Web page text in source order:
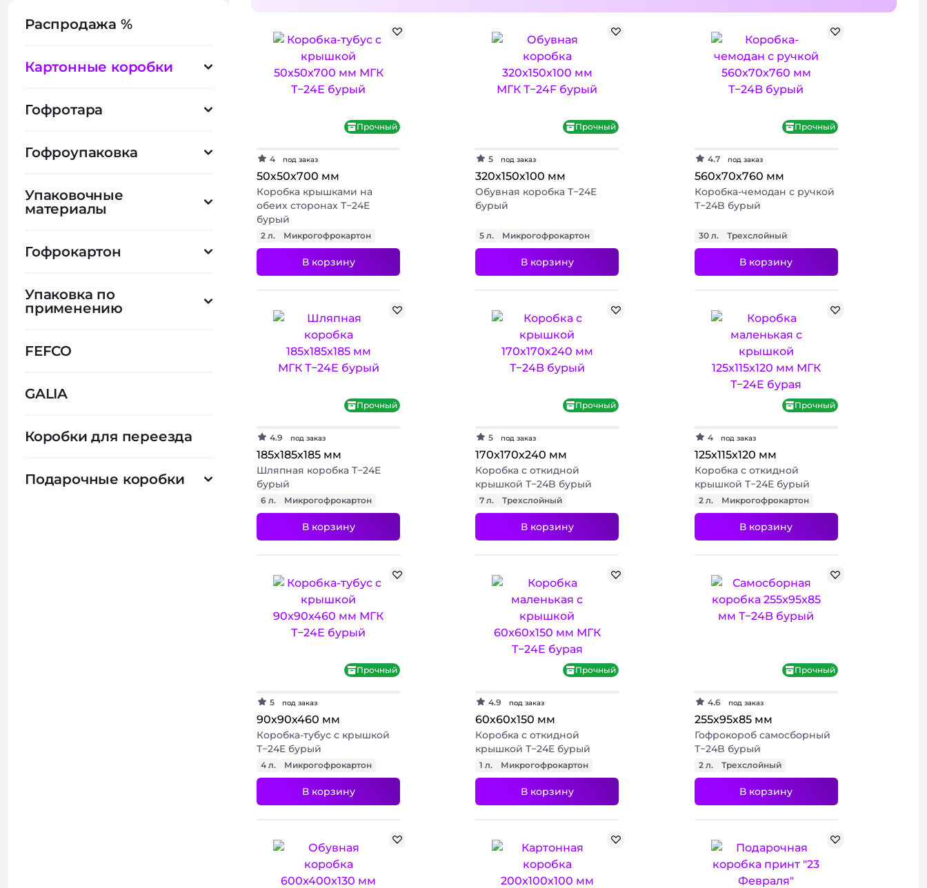
Плоттерная резка
Съемная крышка
Ножки
Bag-in-Box
Вентиляционные отверстия
Распродажа %
Картонные коробки
Гофротара
Гофроупаковка
Упаковочные
материалы
Гофрокартон
Упаковка по
применению
FEFCO
GALIA
Коробки для переезда
Подарочные коробки
Прочный
4 под заказ
50х50х700 мм
Коробка крышками на
обеих сторонах Т−24Е
бурый
2 л. Микрогофрокартон
В корзину
Прочный
5 под заказ
320х150х100 мм
Обувная коробка Т−24E
бурый
5 л. Микрогофрокартон
В корзину
Прочный
4.7 под заказ
560х70х760 мм
Коробка-чемодан с ручкой
Т−24B бурый
30 л. Трехслойный
В корзину
Прочный
4.9 под заказ
185х185х185 мм
Шляпная коробка Т−24E
бурый
6 л. Микрогофрокартон
В корзину
Прочный
5 под заказ
170х170х240 мм
Коробка с откидной
крышкой Т−24B бурый
7 л. Трехслойный
В корзину
Прочный
4 под заказ
125х115х120 мм
Коробка с откидной
крышкой Т−24E бурый
2 л. Микрогофрокартон
В корзину
Прочный
5 под заказ
90х90х460 мм
Коробка-тубус с крышкой
Т−24E бурый
4 л. Микрогофрокартон
В корзину
Прочный
4.9 под заказ
60х60х150 мм
Коробка с откидной
крышкой Т−24E бурый
1 л. Микрогофрокартон
В корзину
Прочный
4.6 под заказ
255х95х85 мм
Гофрокороб самосборный
Т−24B бурый
2 л. Трехслойный
В корзину